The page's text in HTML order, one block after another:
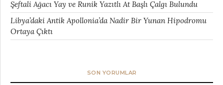
Şeftali Ağacı Yay ve Runik Yazıtlı At Başlı Çalgı Bulundu
Libya’daki Antik Apollonia’da Nadir Bir Yunan Hipodromu
Ortaya Çıktı
SON YORUMLAR